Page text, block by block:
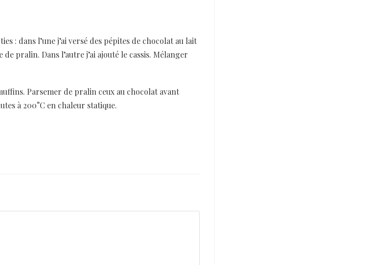
: dans l’une j’ai versé des pépites de chocolat au lait
de pralin. Dans l’autre j’ai ajouté le cassis. Mélanger
Parsemer de pralin ceux au chocolat avant
à 200°C en chaleur statique.